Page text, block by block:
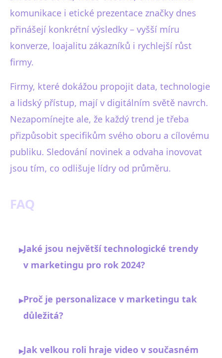
komunikace i etické prezentace značky dnes
přinášejí konkrétní výsledky – vyšší míru
konverze, loajalitu zákazníků i rychlejší růst
firmy.
Firmy, které dokážou propojit data, technologie
a lidský přístup, mají v digitálním světě navrch.
Nezapomínejte ale, že každý trend je třeba
přizpůsobit specifikům svého oboru a cílovému
publiku. Sledování novinek a odvaha inovovat
jsou tím, co odlišuje lídry od průměru.
FAQ
▸Jaké jsou největší technologické trendy
v marketingu pro rok 2024?
▸Proč je personalizace v marketingu tak
důležitá?
▸Jak velkou roli hraje video v současném